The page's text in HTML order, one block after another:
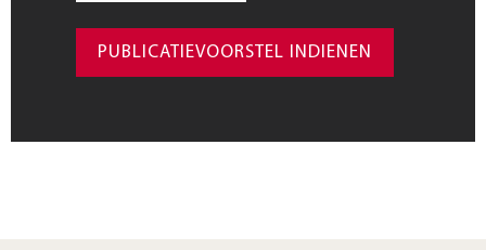
PUBLICATIEVOORSTEL INDIENEN